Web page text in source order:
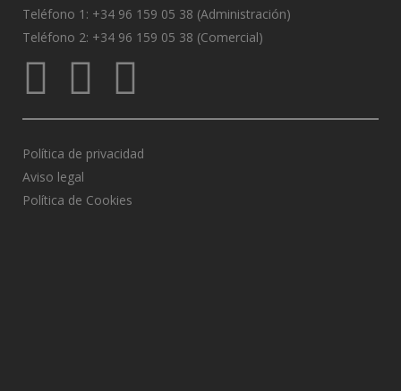
Teléfono 1: +34 96 159 05 38 (Administración)
Teléfono 2: +34 96 159 05 38 (Comercial)
Política de privacidad
Aviso legal
Política de Cookies